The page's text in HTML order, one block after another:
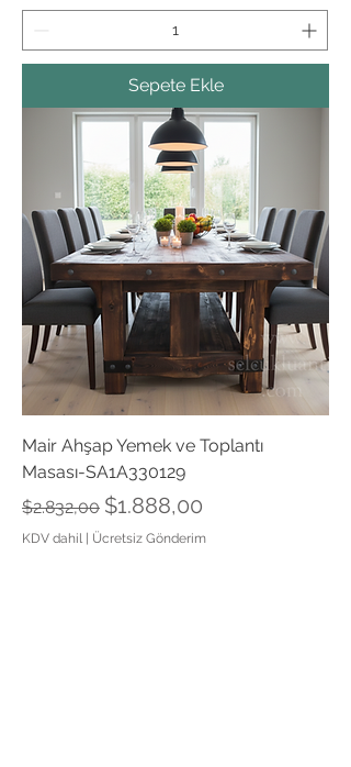
Sepete Ekle
Mair Ahşap Yemek ve Toplantı
Masası-SA1A330129
Normal Fiyat
$2.832,00 İndirimli Fiyat
$1.888,00
KDV dahil | Ücretsiz Gönderim